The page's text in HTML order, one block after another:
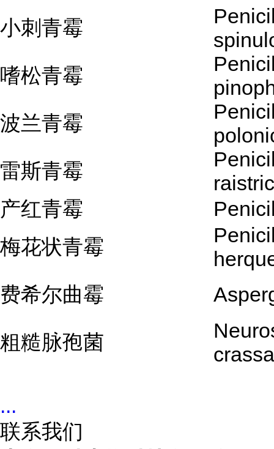
小刺青霉
嗜松青霉
波兰青霉
雷斯青霉
产红青霉
梅花状青霉
费希尔曲霉
粗糙脉孢菌
crassa
...
联系我们